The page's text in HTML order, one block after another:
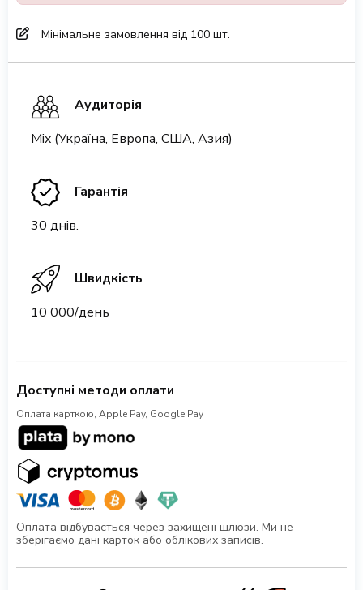
Мінімальне замовлення від 100 шт.
Аудиторія
Mix (Україна, Европа, США, Азия)
Гарантія
30 днів.
Швидкість
10 000/день
Доступні методи оплати
Оплата карткою, Apple Pay, Google Pay
Оплата відбувається через захищені шлюзи. Ми не
зберігаємо дані карток або облікових записів.